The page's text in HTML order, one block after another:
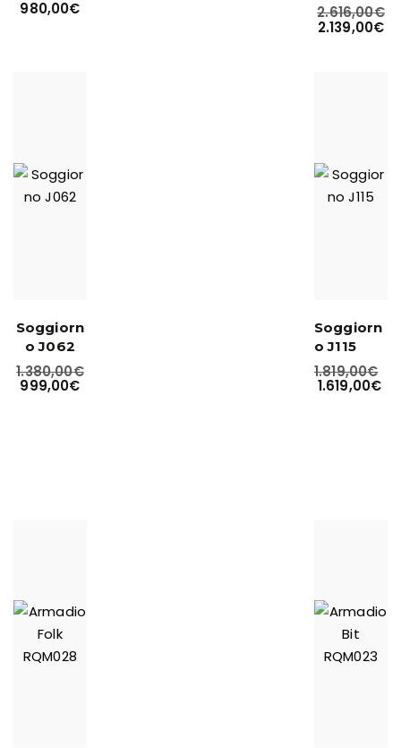
980,00€ 2.616,00€
2.139,00€
Soggiorn
o J062
1.380,00€
999,00€
Soggiorn
o J115
1.819,00€
1.619,00€